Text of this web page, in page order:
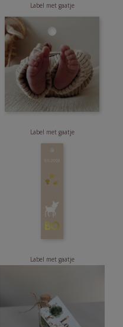
Label met gaatje
Label met gaatje
Label met gaatje